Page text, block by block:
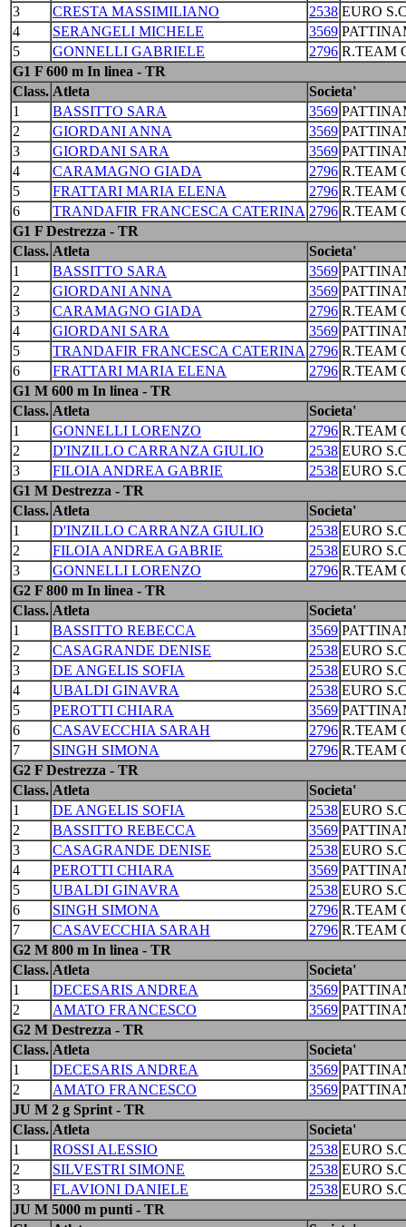
3
CRESTA MASSIMILIANO 2538 EURO
4
SERANGELI MICHELE 3569
5
GONNELLI GABRIELE 2796 R.TEAM
G1 F 600 m In linea - TR
Class. Atleta
Societa'
1
BASSITTO SARA 3569
2
GIORDANI ANNA 3569
3
GIORDANI SARA 3569
4
CARAMAGNO GIADA 2796 R.TEAM
5
FRATTARI MARIA ELENA 2796 R.TEAM
6
TRANDAFIR FRANCESCA CATERINA 2796 R.TEAM
G1 F Destrezza - TR
Class. Atleta
Societa'
1
BASSITTO SARA 3569
2
GIORDANI ANNA 3569
3
CARAMAGNO GIADA 2796 R.TEAM
4
GIORDANI SARA 3569
5
TRANDAFIR FRANCESCA CATERINA 2796 R.TEAM
6
FRATTARI MARIA ELENA 2796 R.TEAM
G1 M 600 m In linea - TR
Class. Atleta
Societa'
1
GONNELLI LORENZO 2796 R.TEAM
2
D'INZILLO CARRANZA GIULIO 2538 EURO
3
FILOIA ANDREA GABRIE 2538 EURO
G1 M Destrezza - TR
Class. Atleta
Societa'
1
D'INZILLO CARRANZA GIULIO 2538 EURO
2
FILOIA ANDREA GABRIE 2538 EURO
3
GONNELLI LORENZO 2796 R.TEAM
G2 F 800 m In linea - TR
Class. Atleta
Societa'
1
BASSITTO REBECCA 3569
2
CASAGRANDE DENISE 2538 EURO
3
DE ANGELIS SOFIA 2538 EURO
4
UBALDI GINAVRA 2538 EURO
5
PEROTTI CHIARA 3569
6
CASAVECCHIA SARAH 2796 R.TEAM
7
SINGH SIMONA 2796 R.TEAM
G2 F Destrezza - TR
Class. Atleta
Societa'
1
DE ANGELIS SOFIA 2538 EURO
2
BASSITTO REBECCA 3569
3
CASAGRANDE DENISE 2538 EURO
4
PEROTTI CHIARA 3569
5
UBALDI GINAVRA 2538 EURO
6
SINGH SIMONA 2796 R.TEAM
7
CASAVECCHIA SARAH 2796 R.TEAM
G2 M 800 m In linea - TR
Class. Atleta
Societa'
1
DECESARIS ANDREA 3569
2
AMATO FRANCESCO 3569
G2 M Destrezza - TR
Class. Atleta
Societa'
1
DECESARIS ANDREA 3569
2
AMATO FRANCESCO 3569
JU M 2 g Sprint - TR
Class. Atleta
Societa'
1
ROSSI ALESSIO 2538 EURO
2
SILVESTRI SIMONE 2538 EURO
3
FLAVIONI DANIELE 2538 EURO
JU M 5000 m punti - TR